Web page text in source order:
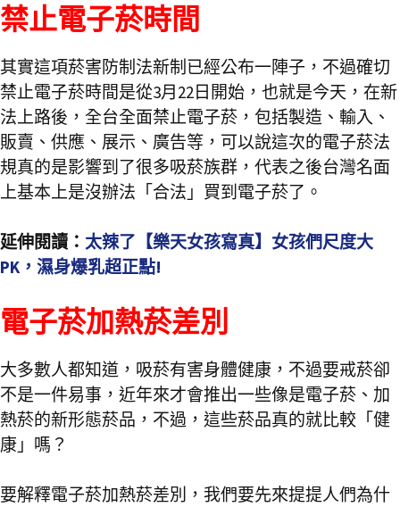
禁止電子菸時間
其實這項菸害防制法新制已經公布一陣子，不過確切
禁止電子菸時間是從3月22日開始，也就是今天，在新
法上路後，全台全面禁止電子菸，包括製造、輸入、
販賣、供應、展示、廣告等，可以說這次的電子菸法
規真的是影響到了很多吸菸族群，代表之後台灣名面
上基本上是沒辦法「合法」買到電子菸了。
延伸閱讀： 太辣了【樂天女孩寫真】女孩們尺度大
PK，濕身爆乳超正點!
電子菸加熱菸差別
大多數人都知道，吸菸有害身體健康，不過要戒菸卻
不是一件易事，近年來才會推出一些像是電子菸、加
熱菸的新形態菸品，不過，這些菸品真的就比較「健
康」嗎？
要解釋電子菸加熱菸差別，我們要先來提提人們為什